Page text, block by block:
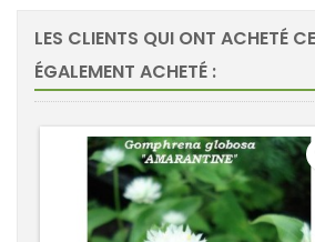
LES CLIENTS QUI ONT ACHETÉ
ÉGALEMENT ACHETÉ :